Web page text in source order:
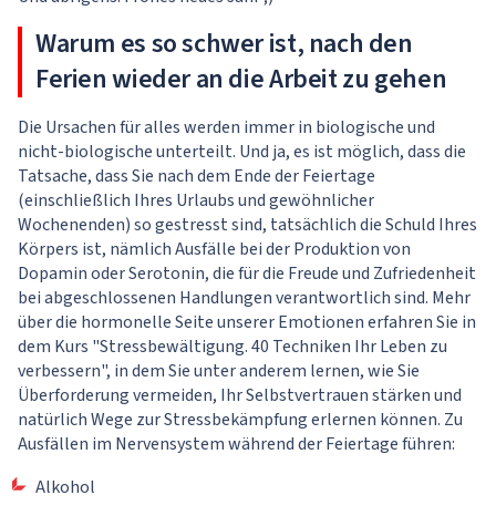
Warum es so schwer ist, nach den
Ferien wieder an die Arbeit zu gehen
Die Ursachen für alles werden immer in biologische und
nicht-biologische unterteilt. Und ja, es ist möglich, dass die
Tatsache, dass Sie nach dem Ende der Feiertage
(einschließlich Ihres Urlaubs und gewöhnlicher
Wochenenden) so gestresst sind, tatsächlich die Schuld Ihres
Körpers ist, nämlich Ausfälle bei der Produktion von
Dopamin oder Serotonin, die für die Freude und Zufriedenheit
bei abgeschlossenen Handlungen verantwortlich sind. Mehr
über die hormonelle Seite unserer Emotionen erfahren Sie in
dem Kurs "Stressbewältigung. 40 Techniken Ihr Leben zu
verbessern", in dem Sie unter anderem lernen, wie Sie
Überforderung vermeiden, Ihr Selbstvertrauen stärken und
natürlich Wege zur Stressbekämpfung erlernen können. Zu
Ausfällen im Nervensystem während der Feiertage führen:
Alkohol